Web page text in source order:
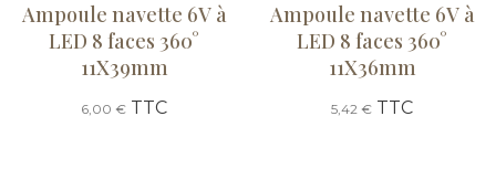
Ampoule navette 6V à
LED 8 faces 360°
11X39mm
6,00 € TTC
Ampoule navette 6V à
LED 8 faces 360°
11X36mm
5,42 € TTC